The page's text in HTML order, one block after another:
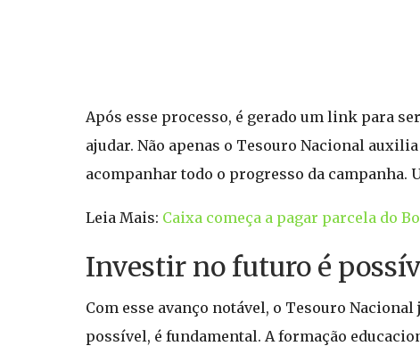
Após esse processo, é gerado um link para
ajudar. Não apenas o Tesouro Nacional
acompanhar todo o progresso da campanha.
Leia Mais: Caixa começa a pagar parcela do
Investir no futuro é
Com esse avanço notável, o Tesouro
possível, é fundamental. A formação